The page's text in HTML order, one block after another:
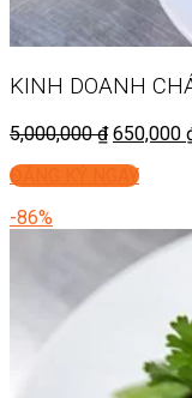
KINH DOANH
5,000,000₫ 650,000
ĐĂNG KÝ NGAY
-86%